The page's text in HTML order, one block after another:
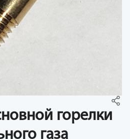
горелки
газа